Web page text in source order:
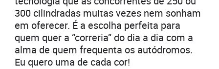
300 cilindradas muitas vezes nem sonham
em oferecer. É a escolha perfeita para
quem quer a “correria” do dia a dia com a
alma de quem frequenta os autódromos.
Eu quero uma de cada cor!